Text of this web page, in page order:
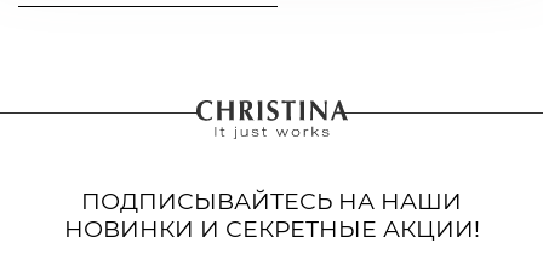
ПОДПИСЫВАЙТЕСЬ НА НАШИ
НОВИНКИ И СЕКРЕТНЫЕ АКЦИИ!